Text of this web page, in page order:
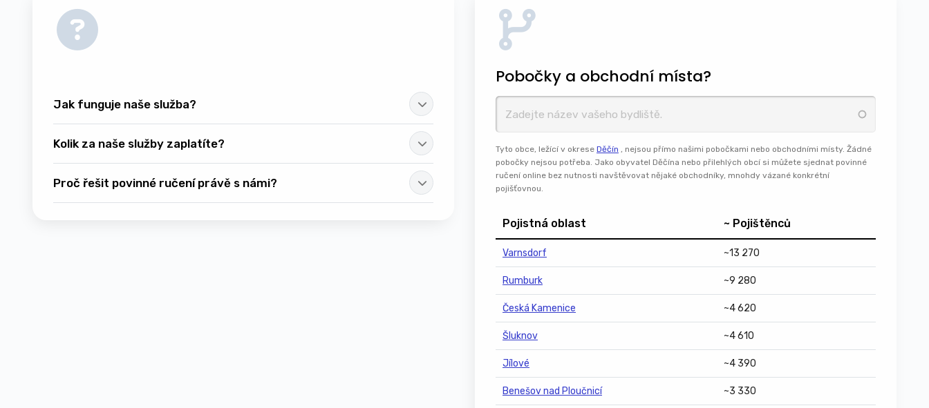
Jak funguje naše služba?
Kolik za naše služby zaplatíte?
Proč řešit povinné ručení právě s námi?
Pobočky a obchodní místa?
Tyto obce, ležící v okrese Děčín , nejsou přímo našimi pobočkami nebo obchodními místy. Žádné
pobočky nejsou potřeba. Jako obyvatel Děčína nebo přilehlých obcí si můžete sjednat povinné
ručení online bez nutnosti navštěvovat nějaké obchodníky, mnohdy vázané konkrétní
pojišťovnou.
Pojistná oblast ~ Pojištěnců
Varnsdorf ~13 270
Rumburk ~9 280
Česká Kamenice ~4 620
Šluknov ~4 610
Jílové ~4 390
Benešov nad Ploučnicí ~3 330